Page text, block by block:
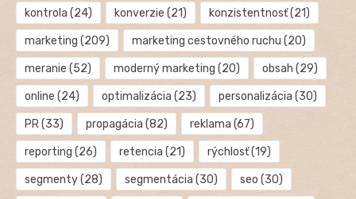
kontrola (24) konverzie (21) konzistentnosť(21)
marketing (209) marketing cestovného ruchu (20)
meranie (52) moderný marketing (20) obsah (29)
online (24) optimalizácia (23) personalizácia (30)
PR(33) propagácia (82) reklama (67)
reporting (26) retencia (21) rýchlosť(19)
segmenty(28) segmentácia (30) seo (30)